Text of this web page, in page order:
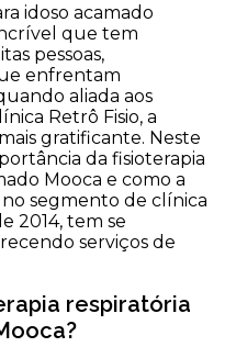
idoso acamado
que tem
pessoas,
enfrentam
aliada aos
Retrô Fisio, a
gratificante. Neste
da fisioterapia
Mooca e como a
segmento de clínica
2014, tem se
serviços de
respiratória